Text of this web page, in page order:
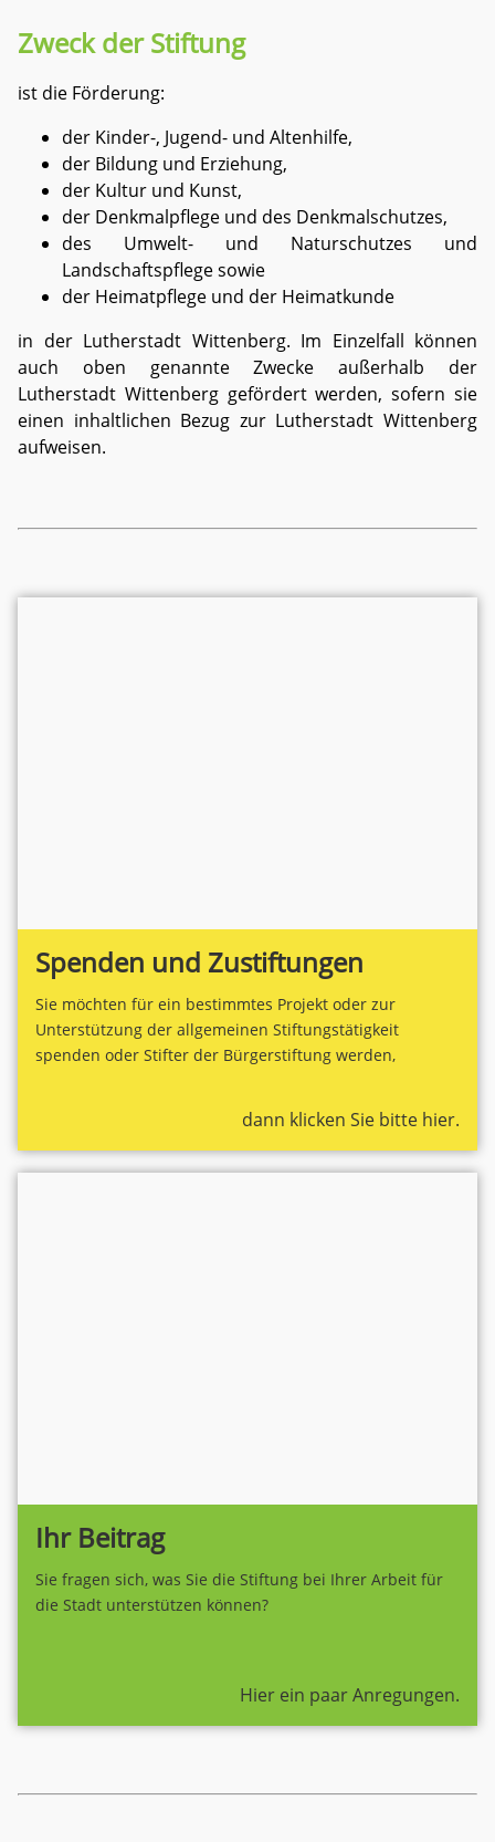
Zweck der Stiftung
ist die Förderung:
der Kinder-, Jugend- und Altenhilfe,
der Bildung und Erziehung,
der Kultur und Kunst,
der Denkmalpflege und des Denkmalschutzes,
des Umwelt- und Naturschutzes und
Landschaftspflege sowie
der Heimatpflege und der Heimatkunde
in der Lutherstadt Wittenberg. Im Einzelfall können
auch oben genannte Zwecke außerhalb der
Lutherstadt Wittenberg gefördert werden, sofern sie
einen inhaltlichen Bezug zur Lutherstadt Wittenberg
aufweisen.
Spenden und Zustiftungen
Sie möchten für ein bestimmtes Projekt oder zur
Unterstützung der allgemeinen Stiftungstätigkeit
spenden oder Stifter der Bürgerstiftung werden,
dann klicken Sie bitte hier.
Ihr Beitrag
Sie fragen sich, was Sie die Stiftung bei Ihrer Arbeit für
die Stadt unterstützen können?
Hier ein paar Anregungen.